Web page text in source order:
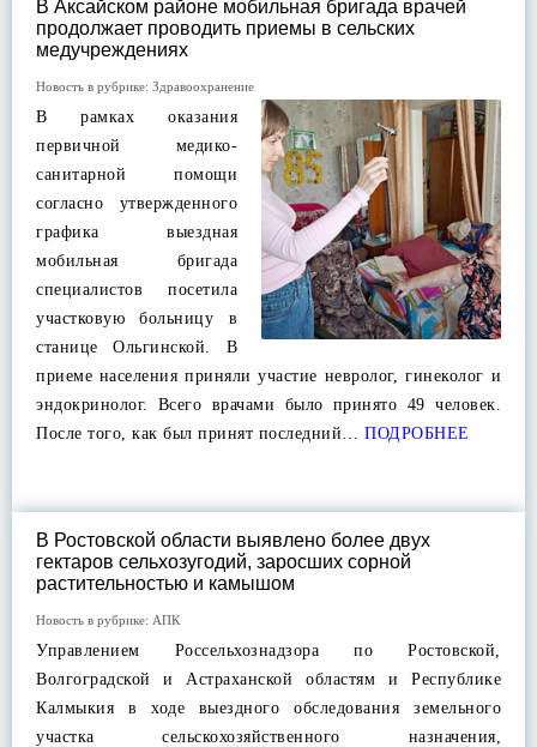
В Аксайском районе мобильная бригада врачей
продолжает проводить приемы в сельских
медучреждениях
Новость в рубрике: Здравоохранение
В рамках оказания
первичной медико-
санитарной помощи
согласно утвержденного
графика выездная
мобильная бригада
специалистов посетила
участковую больницу в
станице Ольгинской. В
приеме населения приняли участие невролог, гинеколог и
эндокринолог. Всего врачами было принято 49 человек.
После того, как был принят последний… ПОДРОБНЕЕ
В Ростовской области выявлено более двух
гектаров сельхозугодий, заросших сорной
растительностью и камышом
Новость в рубрике: АПК
Управлением Россельхознадзора по Ростовской,
Волгоградской и Астраханской областям и Республике
Калмыкия в ходе выездного обследования земельного
участка сельскохозяйственного назначения,